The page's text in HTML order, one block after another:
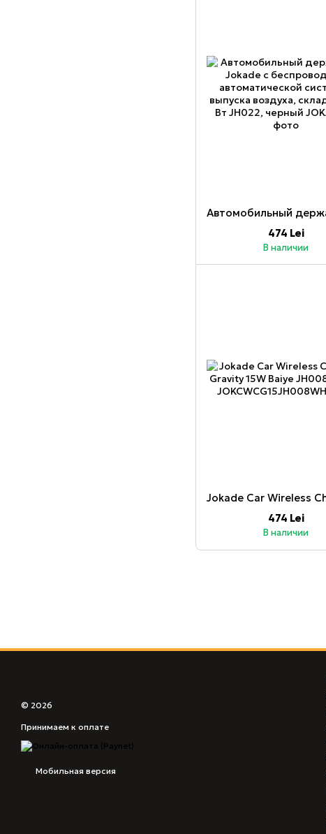
474 Lei
В наличии
474 Lei
В наличии
© 2026
Принимаем к оплате
Мобильная версия